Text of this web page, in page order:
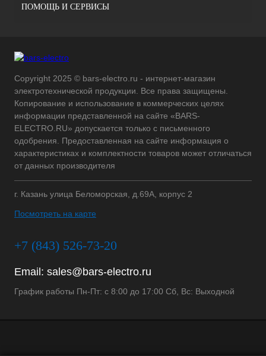
ПОМОЩЬ И СЕРВИСЫ
Copyright 2025 © bars-electro.ru - интернет-магазин
электротехнической продукции. Все права защищены.
Копирование и использование в коммерческих целях
информации представленной на сайте «BARS-
ELECTRO.RU» допускается только с письменного
одобрения. Предоставленная на сайте информация о
характеристиках и комплектности товаров может отличаться
от данных производителя
г. Казань улица Беломорская, д.69А, корпус 2
Посмотреть на карте
+7 (843) 526-73-20
Email: sales@bars-electro.ru
График работы Пн-Пт: с 8:00 до 17:00 Сб, Вс: Выходной